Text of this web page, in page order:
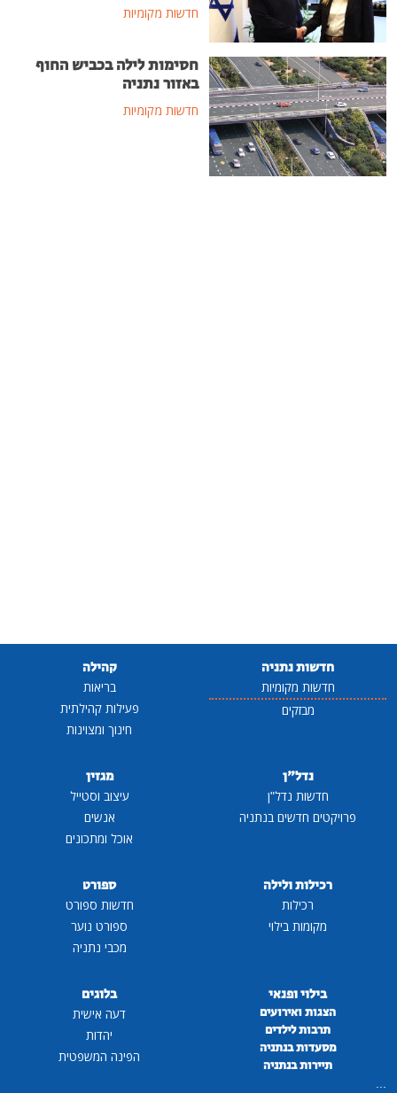
חדשות מקומיות
חסימות לילה בכביש החוף
באזור נתניה
חדשות מקומיות
חדשות נתניה
חדשות מקומיות
מבזקים
קהילה
בריאות
פעילות קהילתית
חינוך ומצוינות
נדל"ן
חדשות נדל"ן
פרויקטים חדשים בנתניה
מגזין
עיצוב וסטייל
אנשים
אוכל ומתכונים
רכילות ולילה
רכילות
מקומות בילוי
ספורט
חדשות ספורט
ספורט נוער
מכבי נתניה
בילוי ופנאי
הצגות ואירועים
תרבות לילדים
מסעדות בנתניה
תיירות בנתניה
...
בלוגים
דעה אישית
יהדות
הפינה המשפטית